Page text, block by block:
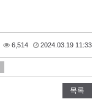
6,514 2024.03.19 11:33
목록